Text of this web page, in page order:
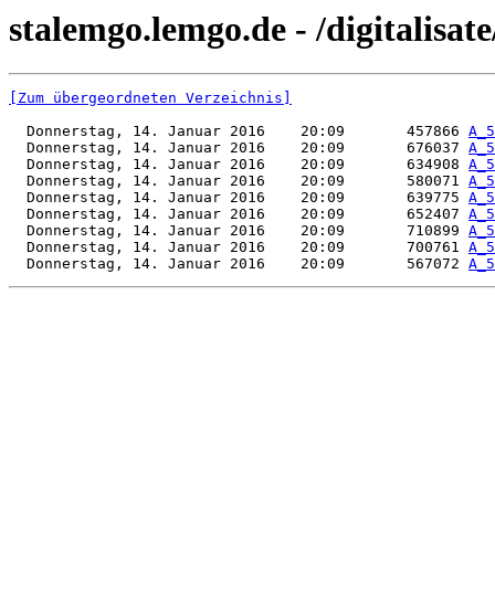
stalemgo.lemgo.de - /
[Zum übergeordneten Verzeichnis]
  Donnerstag, 14. Januar 2016    20:09       457866
  Donnerstag, 14. Januar 2016    20:09       676037
  Donnerstag, 14. Januar 2016    20:09       634908
  Donnerstag, 14. Januar 2016    20:09       580071
  Donnerstag, 14. Januar 2016    20:09       639775
  Donnerstag, 14. Januar 2016    20:09       652407
  Donnerstag, 14. Januar 2016    20:09       710899
  Donnerstag, 14. Januar 2016    20:09       700761
  Donnerstag, 14. Januar 2016    20:09       567072